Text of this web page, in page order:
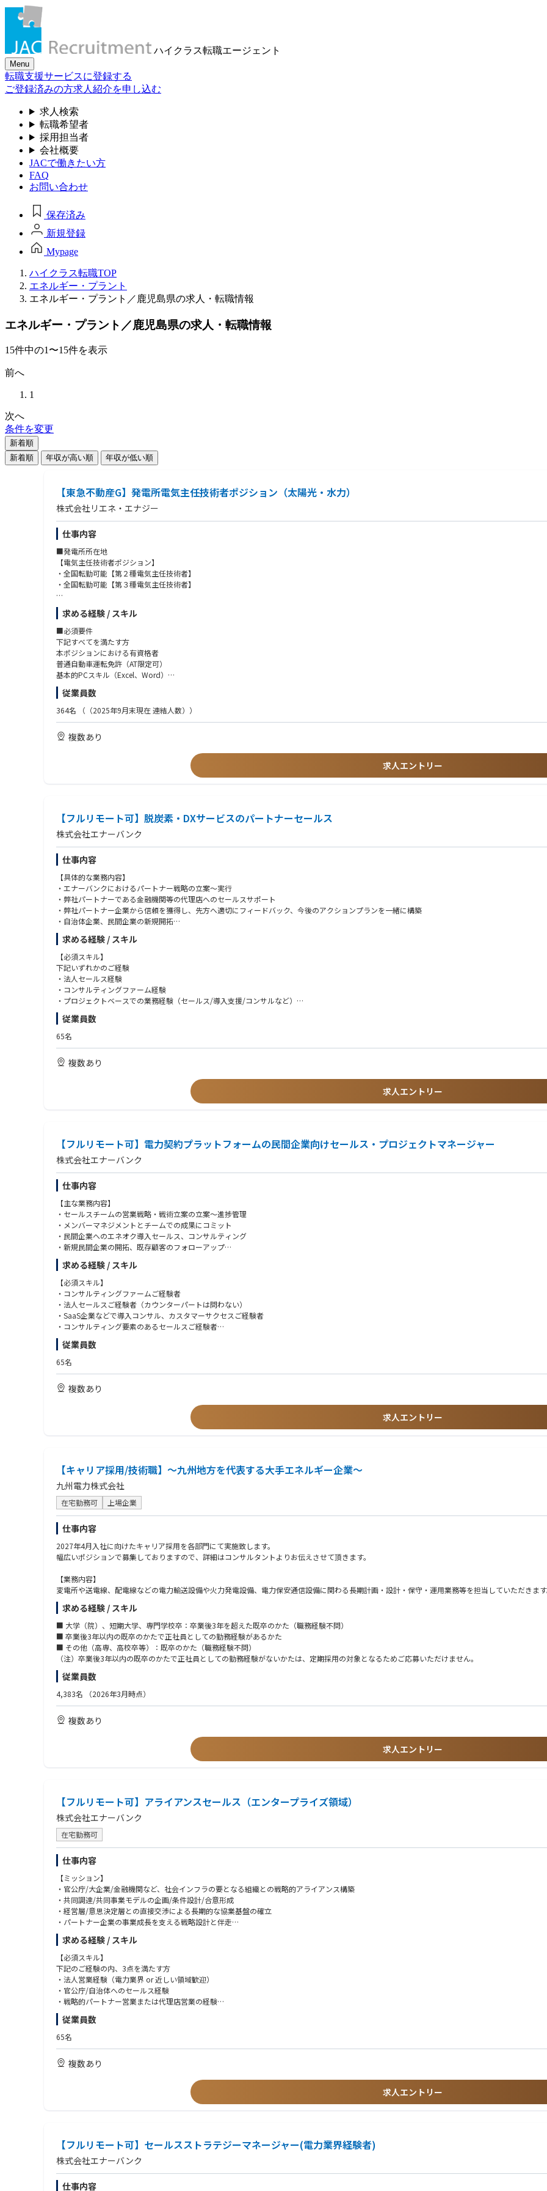
ハイクラス転職エージェント
Menu
転職支援サービスに登録する
ご登録済みの方求人紹介を申し込む
求人検索
転職希望者
採用担当者
会社概要
JACで働きたい方
FAQ
お問い合わせ
保存済み
新規登録
Mypage
ハイクラス転職TOP
エネルギー・プラント
エネルギー・プラント／鹿児島県の求人・転職情報
エネルギー・プラント／鹿児島県の求人・転職情報
15件中の1〜15件を表示
前へ
1
次へ
条件を変更
新着順
新着順
年収が高い順 年収が低い順
【東急不動産G】発電所電気主任技術者ポジション（太陽光・水力）
株式会社リエネ・エナジー
仕事内容
■発電所所在地
【電気主任技術者ポジション】
・全国転勤可能【第２種電気主任技術者】
・全国転勤可能【第３種電気主任技術者】
～北海道、東北エリア～（青森県、岩手県、宮城県、秋田県、山形県、福島県）
・北海道根室市【第２種電気主任技術者】
・青森県青森市【第２種電気主任技術者】
・青森県野辺地町【第２種電気主任技術者】
・青森県八戸市【第２種電気主任技術者】
・岩手県一関市【第２種電気主任技術者】
・岩手県一関市【第３種電気主任技術者】
・宮城県柴田郡川崎町【第３種電気主任技術者】
・宮城県気仙沼市【第２種電気主任技術者】
・宮城県白石市【第２種電気主任技術者】
・宮城県鬼首【第３種電気主任技術者】
・秋田県由利本荘市【第２種電気主任技術者】
・山形県西置賜郡小国町（赤芝水力発電所）【第２種電気主任技術者】
・福島県白河市【第２種電気主任技術者】
・福島県白河市【第３種電気主任技術者】
・福島県須賀川市【第３種電気主任技術者】
・福島県福島市【第２種電気主任技術者】
・福島県福島市【第３種電気主任技術者】
・福島県いわき市【第３種電気主任技術者】
・福島県二本松市【第２種電気主任技術者】
・福島県楢葉町【第２種電気主任技術者】
～関東エリア～（茨城県、栃木県、群馬県、埼玉県、千葉県、東京都、神奈川県、山梨県、長野県）
・茨城県久慈郡【第３種電気主任技術者】
・茨城県常陸太田市【第３種電気主任技術者】
・茨城県つくばみらい市【第２種電気主任技術者】
・茨城県美浦村【第２種電気主任技術者】
・茨城県高萩市【第２種電気主任技術者】
・栃木県栃木市【第２種電気主任技術者】
・栃木県栃木市【第３種電気主任技術者】
・栃木県宇都宮市【第２種電気主任技術者】
・群馬県高崎市【第２種電気主任技術者】
・埼玉県熊谷市【第２種電気主任技術者】
・千葉県市原市【第３種電気主任技術者】
・千葉県神埼町【第２種電気主任技術者】
・神奈川県厚木市【第２種電気主任技術者】
・神奈川県厚木市【第３種電気主任技術者】
・長野県諏訪市【第３種電気主任技術者】
・長野県木曽郡【第３種電気主任技術者】
～北陸、中部エリア～（新潟県、富山県、石川県、福井県、岐阜県、静岡県、愛知県、三重県）
・新潟県阿賀野市【第３種電気主任技術者】
・富山県高岡市【第３種電気主任技術者】
・石川県宝達志水町【第３種電気主任技術者】
・石川県能美市【第３種電気主任技術者】
・石川県鳳珠郡穴水町【第２種電気主任技術者】
・石川県七尾市【第２種電気主任技術者】
・岐阜県高山市【第２種電気主任技術者】
・三重県伊勢市【第２種電気主任技術者】
～近畿エリア～（滋賀県、京都府、大阪府、兵庫県、奈良県、和歌山県）
・和歌山県和歌山市【第２種電気主任技術者】
・大阪府枚方市【第２種電気主任技術者】
・大阪府吹田市【第２種電気主任技術者】
・和歌山県和歌山市【第２種電気主任技術者】
～中国、四国エリア～（鳥取県、島根県、岡山県、広島県、山口県、徳島県、香川県、愛媛県、高知県）
・山口県山口市【第２種電気主任技術者】
・山口県柳井市【第２種電気主任技術者】
・福岡県久留米市【第２種電気主任技術者】
・福岡県久留米市【第３種電気主任技術者】
・宮崎県宮崎市【第２種電気主任技術者】
・宮崎県宮崎市【第３種電気主任技術者】
・宮崎県高鍋町【第２種電気主任技術者】
・宮崎県高鍋町【第３種電気主任技術者】
・鹿児島県指宿市【第２種電気主任技術者】
【保安業務従事者】※第3種電気主任技術者もしくは第2種電気主任技術者の資格をお持ちの方
～北海道、東北エリア～（青森県、岩手県、宮城県、秋田県、山形県、福島県）
・青森県八戸市【電気保安業務従事者】
・岩手県一関市【電気保安業務従事者】
・福島県南相馬市【電気保安業務従事者】
～関東エリア～（茨城県、栃木県、群馬県、埼玉県、千葉県、東京都、神奈川県、山梨県、長野県）
・茨城県行方市【電気保安業務従事者】
・埼玉県熊谷市【電気保安業務従事者】
・千葉県市原市【電気保安業務従事者】
・神奈川県厚木市【電気保安業務従事者】
【電気工事士ポジション】
～北海道、東北エリア～（青森県、岩手県、宮城県、秋田県、山形県、福島県）
・宮城県鬼首【電気工事士】
・福島県白河市【電気工事士】
・福島県須賀川市【電気工事士】
・福島県福島市【電気工事士】
～北陸、中部エリア～（新潟県、富山県、石川県、福井県、岐阜県、静岡県、愛知県、三重県）
求める経験 / スキル
■必須要件
下記すべてを満たす方
本ポジションにおける有資格者
普通自動車運転免許（AT限定可）
基本的PCスキル（Excel、Word）
※太陽光発電所での実務経験は不問です。
従業員数
364名 （（2025年9月末現在 連結人数））
複数あり
求人エントリー
【フルリモート可】脱炭素・DXサービスのパートナーセールス
株式会社エナーバンク
仕事内容
【具体的な業務内容】
・エナーバンクにおけるパートナー戦略の立案〜実行
・弊社パートナーである金融機関等の代理店へのセールスサポート
・弊社パートナー企業から信頼を獲得し、先方へ適切にフィードバック、今後のアクションプランを一緒に構築
・自治体企業、民間企業の新規開拓
・顧客に電力状況を提示するための情報をヒアリングし、資料化
・既存顧客、代理店へのフォロー
・エネオク導入が決定した企業に対する、電力調達までのカスタマーサクセス
・社内PMチーム、オペレーションチームとの連携
・セールスやプロジェクトに関わる各種資料作成
・ナレッジを体系化し、チームスキルを平準化
・オペレーション各種の合理化、効率化
【入社後のオンボーディング】
・入社時に、ご希望と弊社の期待値をすり合わせ取り組んでいただきます。
（業界知見がなくとも、早期にキャチアップ、独り立ちができる体制をとっています）
求める経験 / スキル
【必須スキル】
下記いずれかのご経験
・法人セールス経験
・コンサルティングファーム経験
・プロジェクトベースでの業務経験（セールス/導入支援/コンサルなど）
【歓迎スキル】
・官公庁/自治体向け営業やプロジェクト経験
・提案資料作成やプレゼンテーションスキル
・ミッション、バリューに共感し、事業成長を“自分ごと”として楽しめる方
・自らの経験や業界知識に固執せず、学習と変化を厭わない方
従業員数
65名
複数あり
求人エントリー
【フルリモート可】電力契約プラットフォームの民間企業向けセールス・プロジェクトマネージャー
株式会社エナーバンク
仕事内容
【主な業務内容】
・セールスチームの営業戦略・戦術立案の立案〜進捗管理
・メンバーマネジメントとチームでの成果にコミット
・民間企業へのエネオク導入セールス、コンサルティング
・新規民間企業の開拓、既存顧客のフォローアップ
・セールスストーリーの構築（サービスの価値、意味など）
・プロジェクトに関わるステークホルダーとの調整
・エネオク導入が決定した自治体に対する、電力調達までのカスタマーサクセス
・社内PMチーム、オペレーションチームとの連携
・ナレッジを体系化し、チームスキルを平準化
・オペレーション各種の合理化、効率化
・セールスに関わる各種資料作成
【仕事のやりがい】
・スタートアップ初期のコアメンバーとして、事業推進、組織作りを経験することができます。
・電力業界のDXやスタートアップの成長を自分ごととして体験できます。自治体で採用されると紙面で大きく扱われることが多く、自分の仕事がど
・原則フルリモートなので、1日24時間の自分の時間を自分らしく使うことができます。
・入社時に、ご希望と弊社の期待値をすり合わせ取り組んでいただきます。
求める経験 / スキル
【必須スキル】
・コンサルティングファームご経験者
・法人セールスご経験者（カウンターパートは問わない）
・SaaS企業などで導入コンサル、カスタマーサクセスご経験者
・コンサルティング要素のあるセールスご経験者
・営業企画のご経験
上記いずれかに加えて、マネージャーのご経験
・電力小売、太陽光等説明の営業経験
・官公庁自治体向けの営業経験
・脱炭素に関連するコンサルティング経験
・自らの経験に捉われない吸収力やアイデアと領域を制限しない向上心を持っている方
・裁量や意思決定の責任やプレッシャーを力に変えて、成長したい方
・社内外に対して、公平公正を大切にし仕事に取り組める方
・未経験の事柄があっても、自ら調べ立案し、メンバーにフィードバックをもらうことで解決策を見つけられる方
・チームとしてより良い成果を出すことにフォーカスできる方
・フルリモートという環境の中で、自己管理で仕事ができる方
従業員数
65名
複数あり
求人エントリー
【キャリア採用/技術職】～九州地方を代表する大手エネルギー企業～
九州電力株式会社
在宅勤務可 上場企業
仕事内容
2027年4月入社に向けたキャリア採用を各部門にて実施致します。
幅広いポジションで募集しておりますので、詳細はコンサルタントよりお伝えさせて頂きます。
【業務内容】
変電所や送電線、配電線などの電力輸送設備や火力発電設備、電力保安通信設備に関わる長期計画・設計・保守・運用業務等を担当していただきます
［配属部門］
・電子通信部門
・火力部門
・原子力部門
・土木/建築部門
・電力輸送部門
https://www.kyuden.co.jp/recruit/field/
求める経験 / スキル
■ 大学（院）、短期大学、専門学校卒：卒業後3年を超えた既卒のかた（職務経験不問）
■ 卒業後3年以内の既卒のかたで正社員としての勤務経験があるかた
■ その他（高専、高校卒等）：既卒のかた（職務経験不問）
（注）卒業後3年以内の既卒のかたで正社員としての勤務経験がないかたは、定期採用の対象となるためご応募いただけません。
従業員数
4,383名 （2026年3月時点）
複数あり
求人エントリー
【フルリモート可】アライアンスセールス（エンタープライズ領域）
株式会社エナーバンク
在宅勤務可
仕事内容
【ミッション】
・官公庁/大企業/金融機関など、社会インフラの要となる組織との戦略的アライアンス構築
・共同調達/共同事業モデルの企画/条件設計/合意形成
・経営層/意思決定層との直接交渉による長期的な協業基盤の確立
・パートナー企業の事業成長を支える戦略設計と伴走
・営業戦略立案/実行/進捗管理/事業目標達成
【具体的な業務】
・官公庁/大手民間企業/金融機関など戦略パートナーとの関係構築・深耕
・共同調達/共同事業に向けた提携スキームの企画/条件交渉
・パートナー企業の提案活動を支援し、現場フィードバックを戦略に反映
・新規パートナー/自治体の開拓と関係性構築
・エネオク導入後の電力調達完了までの伴走支援（カスタマーサクセス）
・提案資料/事業スキーム設計資料の作成
・ナレッジの体系化と組織への展開
・官公庁/エンタープライズと社会インフラ領域での共同事業を推進できる
・経営層/意思決定層と直接交渉し、中長期の価値創造を担う経験が得られる
・フルリモート×フレックス制で、パフォーマンス重視の柔軟な働き方が可能です
求める経験 / スキル
【必須スキル】
下記のご経験の内、3点を満たす方
・法人営業経験（電力業界 or 近しい領域歓迎）
・官公庁/自治体へのセールス経験
・戦略的パートナー営業または代理店営業の経験
・経営層や意思決定層との交渉経験
・コンサルティング型の営業経験
・官公庁/自治体向け営業経験
・電力小売/再エネ関連の事業経験
・多様なステークホルダーと信頼関係を築き、チームで成果を出すことに喜びを感じられる方
・完全リモート環境でも自律的に行動し、質の高いコミュニケーションを取れる方
従業員数
65名
複数あり
求人エントリー
【フルリモート可】セールスストラテジーマネージャー(電力業界経験者)
株式会社エナーバンク
仕事内容